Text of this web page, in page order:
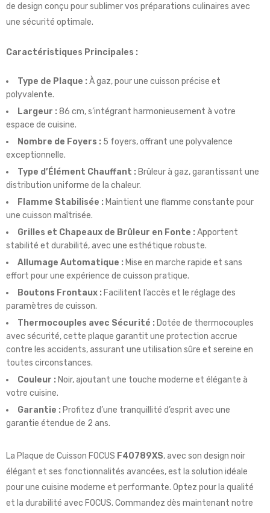
de design conçu pour sublimer vos préparations culinaires avec
une sécurité optimale.
Caractéristiques Principales :
Type de Plaque : À gaz, pour une cuisson précise et
polyvalente.
Largeur : 86 cm, s’intégrant harmonieusement à votre
espace de cuisine.
Nombre de Foyers : 5 foyers, offrant une polyvalence
exceptionnelle.
Type d’Élément Chauffant : Brûleur à gaz, garantissant une
distribution uniforme de la chaleur.
Flamme Stabilisée : Maintient une flamme constante pour
une cuisson maîtrisée.
Grilles et Chapeaux de Brûleur en Fonte : Apportent
stabilité et durabilité, avec une esthétique robuste.
Allumage Automatique : Mise en marche rapide et sans
effort pour une expérience de cuisson pratique.
Boutons Frontaux : Facilitent l’accès et le réglage des
paramètres de cuisson.
Thermocouples avec Sécurité : Dotée de thermocouples
avec sécurité, cette plaque garantit une protection accrue
contre les accidents, assurant une utilisation sûre et sereine en
toutes circonstances.
Couleur : Noir, ajoutant une touche moderne et élégante à
votre cuisine.
Garantie : Profitez d’une tranquillité d’esprit avec une
garantie étendue de 2 ans.
La Plaque de Cuisson FOCUS F40789XS, avec son design noir
élégant et ses fonctionnalités avancées, est la solution idéale
pour une cuisine moderne et performante. Optez pour la qualité
et la durabilité avec FOCUS. Commandez dès maintenant notre